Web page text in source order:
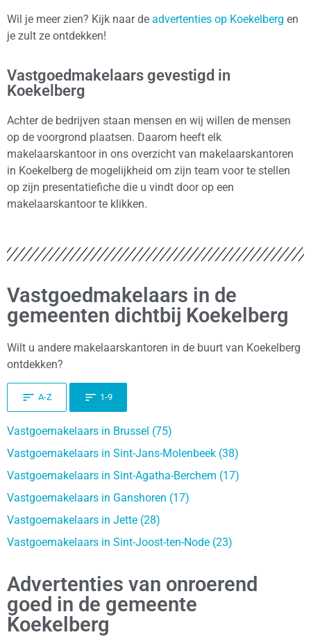
Wil je meer zien? Kijk naar de advertenties op Koekelberg en
je zult ze ontdekken!
Vastgoedmakelaars gevestigd in
Koekelberg
Achter de bedrijven staan mensen en wij willen de mensen
op de voorgrond plaatsen. Daarom heeft elk
makelaarskantoor in ons overzicht van makelaarskantoren
in Koekelberg de mogelijkheid om zijn team voor te stellen
op zijn presentatiefiche die u vindt door op een
makelaarskantoor te klikken.
Vastgoedmakelaars in de
gemeenten dichtbij Koekelberg
Wilt u andere makelaarskantoren in de buurt van Koekelberg
ontdekken?
A-Z 1-9
Vastgoemakelaars in Brussel (75)
Vastgoemakelaars in Sint-Jans-Molenbeek (38)
Vastgoemakelaars in Sint-Agatha-Berchem (17)
Vastgoemakelaars in Ganshoren (17)
Vastgoemakelaars in Jette (28)
Vastgoemakelaars in Sint-Joost-ten-Node (23)
Advertenties van onroerend
goed in de gemeente
Koekelberg